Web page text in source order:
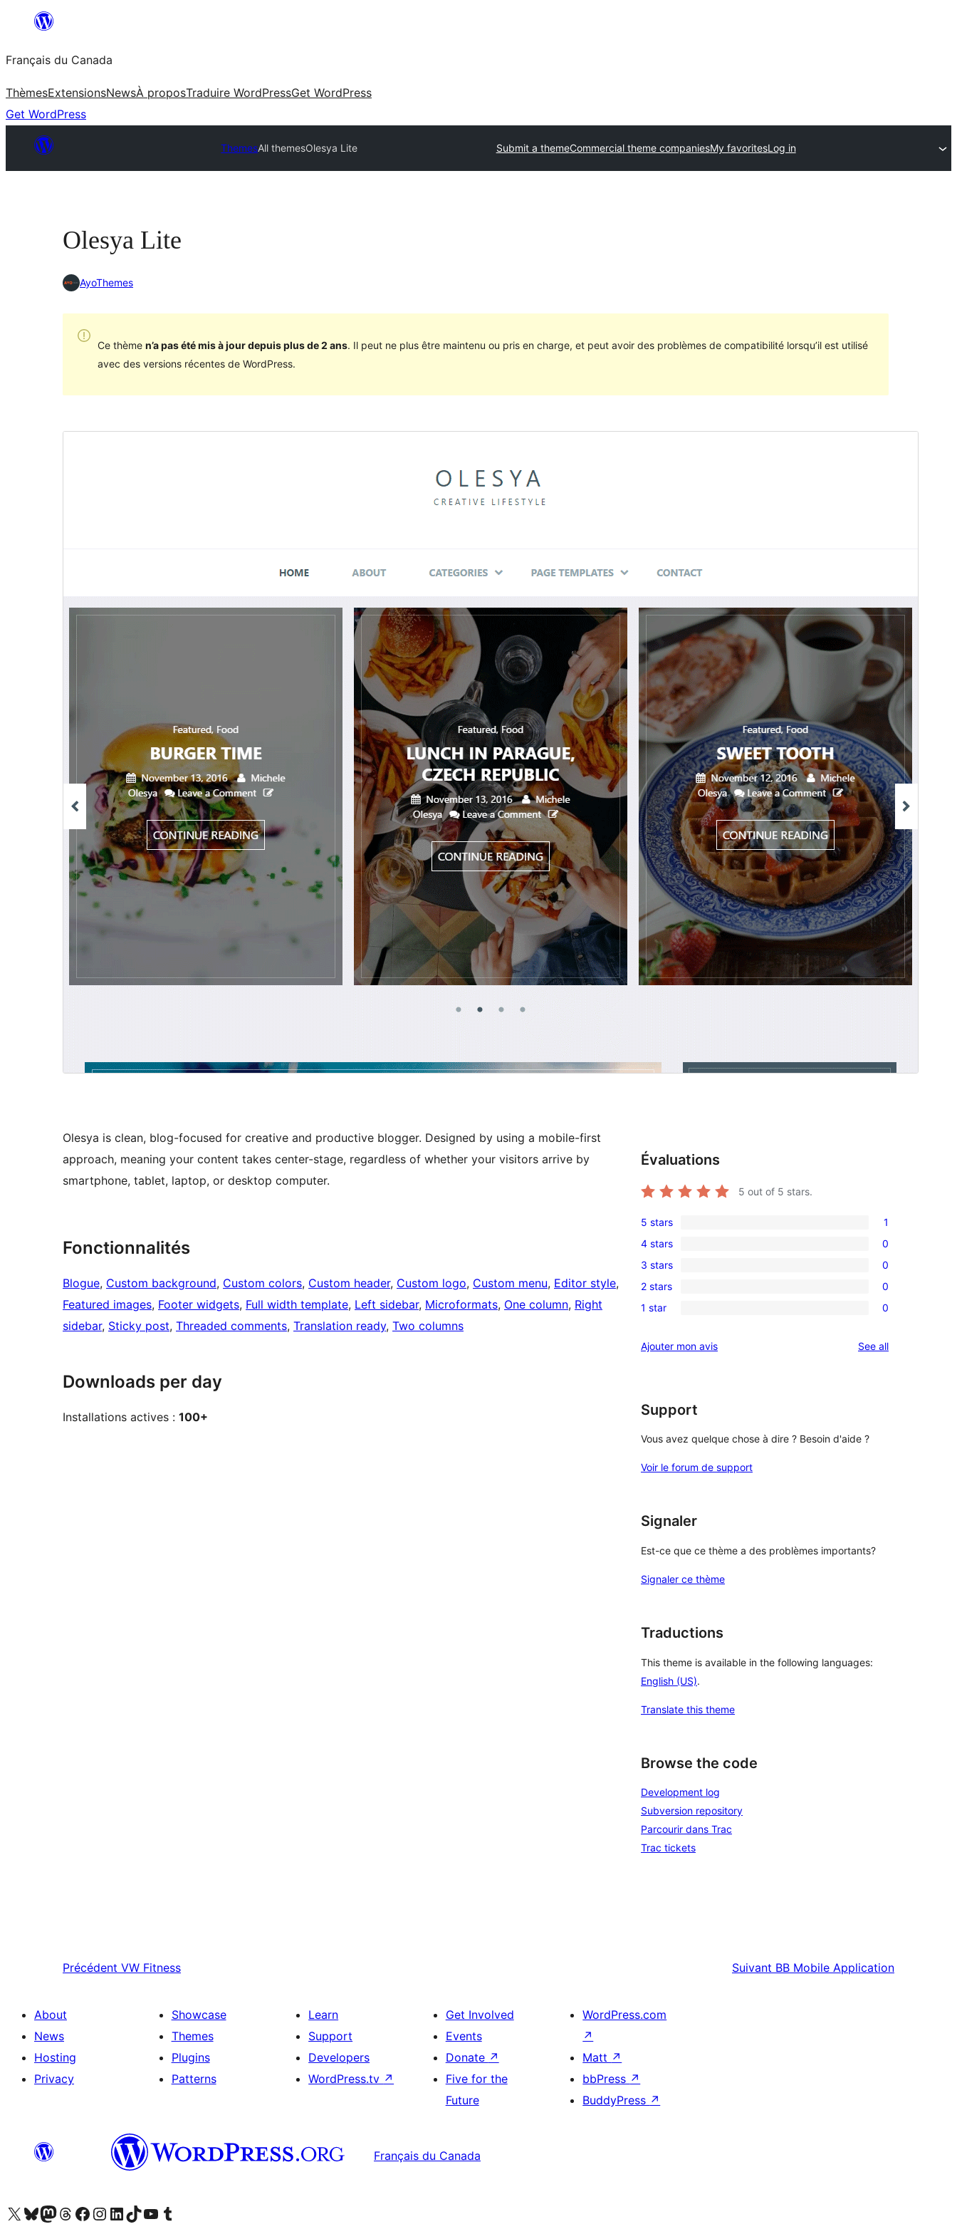
contenu
Français du Canada
ThèmesExtensionsNewsÀ proposTraduire WordPressGet WordPress
Get WordPress
ThemesAll themesOlesya Lite Submit a themeCommercial theme companiesMy favoritesLog in
Olesya Lite
AyoThemes
Ce thème n’a pas été mis à jour depuis plus de 2 ans. Il peut ne plus être maintenu ou pris en charge, et peut avoir des problèmes de compatibilité lorsqu’il est utilisé
avec des versions récentes de WordPress.
Olesya is clean, blog-focused for creative and productive blogger. Designed by using a mobile-first
approach, meaning your content takes center-stage, regardless of whether your visitors arrive by
smartphone, tablet, laptop, or desktop computer.
Fonctionnalités
Blogue, Custom background, Custom colors, Custom header, Custom logo, Custom menu, Editor style
Featured images, Footer widgets, Full width template, Left sidebar, Microformats, One column, Right
sidebar, Sticky post, Threaded comments, Translation ready, Two columns
Downloads per day
Installations actives : 100+
Évaluations
5 out of 5 stars.
1
5-
star
review
5 stars 1
0
4-
star
reviews
4 stars 0
0
3-
star
3 stars 0
0
2-
reviews
2 stars 0
0
star
1 star 0
Ajouter mon avis See allreviews
Support
Vous avez quelque chose à dire ? Besoin d'aide ?
Voir le forum de support
Signaler
Est-ce que ce thème a des problèmes importants?
Signaler ce thème
Traductions
This theme is available in the following languages:
English (US).
Translate this theme
Browse the code
Development log
Subversion repository
Parcourir dans Trac
Trac tickets
Précédent VW Fitness Suivant BB Mobile Application
About
News
Hosting
Privacy
Showcase
Themes
Plugins
Patterns
Learn
Support
Developers
WordPress.tv ↗
Get Involved
Events
Donate ↗
Five for the
Future
WordPress.com
↗
Matt ↗
bbPress ↗
BuddyPress ↗
Français du Canada
Visit our X (formerly Twitter) account
Visitez notre compte Bluesky
Visit our Mastodon account
Visitez notre compte Threads
Visit our Facebook page
Visit our Instagram account
Visit our LinkedIn account
Visitez notre compte TikTok
Visit our YouTube channel
Visitez notre compte Tumblr